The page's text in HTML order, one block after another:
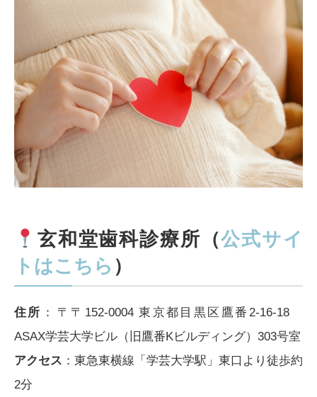
玄和堂歯科診療所（公式サイ
トはこちら ）
住所 ：​ 〒 〒152-0004 東京都目黒区鷹番2-16-18
ASAX学芸大学ビル（旧鷹番Kビルディング）303号室
アクセス ：​ 東急東横線「学芸大学駅」東口より徒歩約
2分